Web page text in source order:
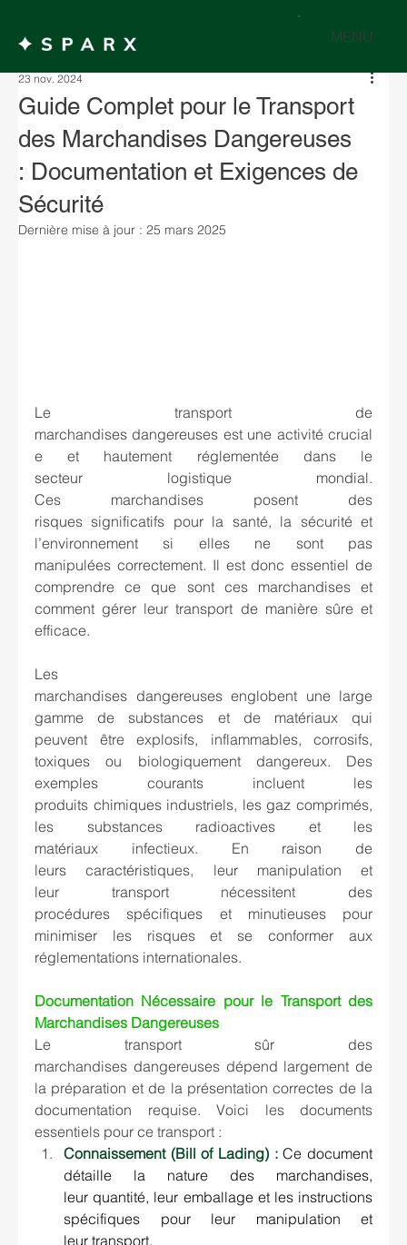
MENU
Guide Complet pour le Transport
des Marchandises Dangereuses
: Documentation et Exigences de
Sécurité
23 nov. 2024
Dernière mise à jour : 25 mars 2025
Le transport de
marchandises dangereuses est une activité crucial
e et hautement réglementée dans le
secteur logistique mondial.
Ces marchandises posent des
risques significatifs pour la santé, la sécurité et
l’environnement si elles ne sont pas
manipulées correctement. Il est donc essentiel de
comprendre ce que sont ces marchandises et
comment gérer leur transport de manière sûre et
efficace.
Les
marchandises dangereuses englobent une large
gamme de substances et de matériaux qui
peuvent être explosifs, inflammables, corrosifs,
toxiques ou biologiquement dangereux. Des
exemples courants incluent les
produits chimiques industriels, les gaz comprimés,
les substances radioactives et les
matériaux infectieux. En raison de
leurs caractéristiques, leur manipulation et
leur transport nécessitent des
procédures spécifiques et minutieuses pour
minimiser les risques et se conformer aux
réglementations internationales.
Documentation Nécessaire pour le Transport des
Marchandises Dangereuses
Le transport sûr des
marchandises dangereuses dépend largement de
la préparation et de la présentation correctes de la
documentation requise. Voici les documents
essentiels pour ce transport :
Connaissement (Bill of Lading) : Ce document
détaille la nature des marchandises,
leur quantité, leur emballage et les instructions
spécifiques pour leur manipulation et
leur transport.